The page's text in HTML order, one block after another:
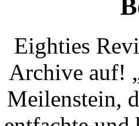
Eighties
Archive auf!
Meilenstein,